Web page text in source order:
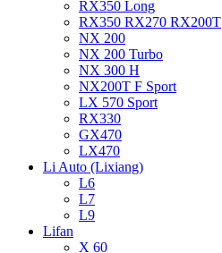
RX350 Long
RX350 RX270 RX200T
NX 200
NX 200 Turbo
NX 300 H
NX200T F Sport
LX 570 Sport
RX330
GX470
LX470
Li Auto (Lixiang)
L6
L7
L9
Lifan
X 60